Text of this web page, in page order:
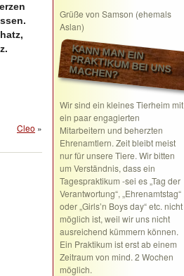
Cleo »
Grüße von Samson (ehemals
Aslan)
KANN MAN EIN
PRAKTIKUM BEI UNS MACHEN?
Wir sind ein kleines Tierheim mit
ein paar engagierten
Mitarbeitern und beherzten
Ehrenamtlern. Zeit bleibt meist
nur für unsere Tiere. Wir bitten
um Verständnis, dass ein
Tagespraktikum -sei es „Tag der
Verantwortung“, „Ehrenamtstag“
oder „Girls’n Boys day“ etc. nicht
möglich ist, weil wir uns nicht
ausreichend kümmern können.
Ein Praktikum ist erst ab einem
Zeitraum von mind. 2 Wochen
möglich.